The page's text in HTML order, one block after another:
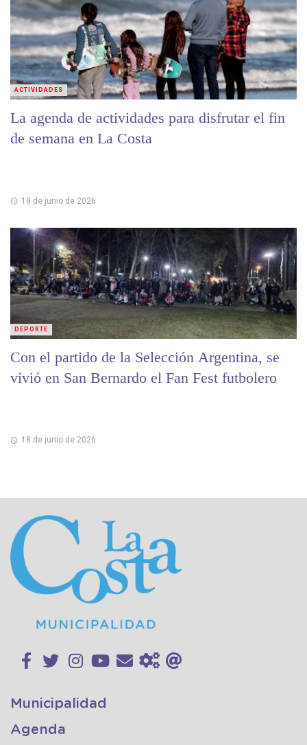
La agenda de actividades para disfrutar el fin
de semana en La Costa
19 de junio de 2026
ACTIVIDADES
Con el partido de la Selección Argentina, se
vivió en San Bernardo el Fan Fest futbolero
18 de junio de 2026
DEPORTE
Municipalidad
Agenda